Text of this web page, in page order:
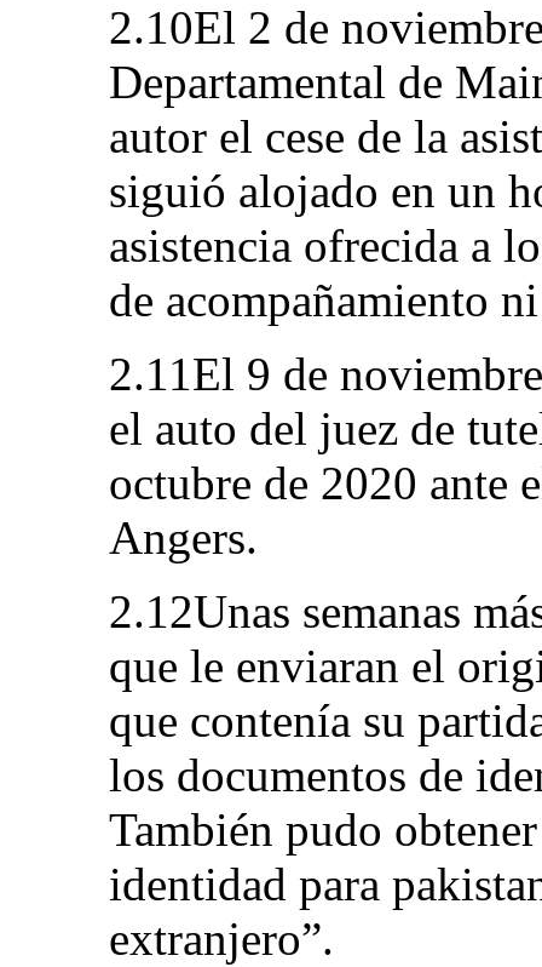
2.10El 2 de
Departamental de
autor el cese de la
siguió alojado en un
asistencia ofrecida a
de acompañamiento
2.11El 9 de
el auto del juez de
octubre de 2020 ante
Angers.
2.12Unas semanas
que le enviaran el
que contenía su
los documentos de
También pudo
identidad para
extranjero”.